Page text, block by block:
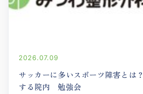
2026.07.09
サッカーに多いスポーツ障害とは
する院内 勉強会